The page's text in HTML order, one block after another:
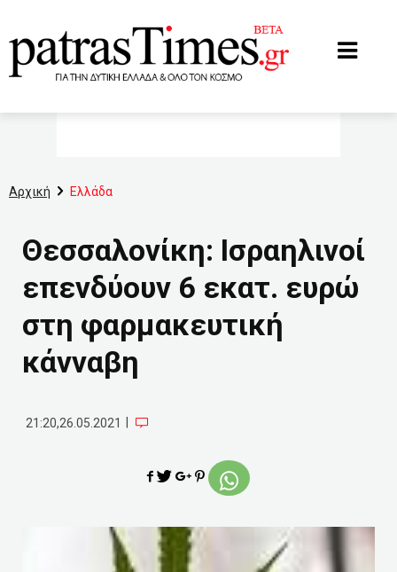
Αρχική Ελλάδα
Θεσσαλονίκη: Ισραηλινοί
επενδύουν 6 εκατ. ευρώ
στη φαρμακευτική
κάνναβη
21:20,26.05.2021